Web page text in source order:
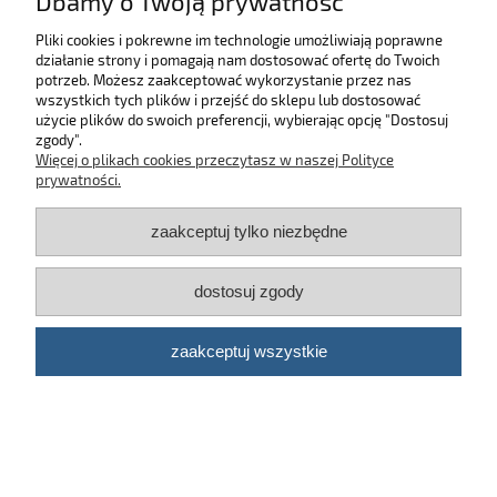
SKLEP
MOJE KONTO
BĄDŹ NA BIEŻĄCO!
Kosmetyki samochodowe Automotive Care©2026 | PlatformaShoper
pokaż pełną wersję strony
Pliki cookies i pokrewne im technologie umożliwiają poprawne
działanie strony i pomagają nam dostosować ofertę do Twoich
potrzeb. Możesz zaakceptować wykorzystanie przez nas
wszystkich tych plików i przejść do sklepu lub dostosować
użycie plików do swoich preferencji, wybierając opcję "Dostosuj
zgody".
Więcej o plikach cookies przeczytasz w naszej Polityce
prywatności.
zaakceptuj tylko niezbędne
dostosuj zgody
zaakceptuj wszystkie